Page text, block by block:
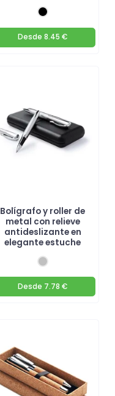
Desde 8.45 €
Bolígrafo y roller de
metal con relieve
antideslizante en
elegante estuche
Desde 7.78 €